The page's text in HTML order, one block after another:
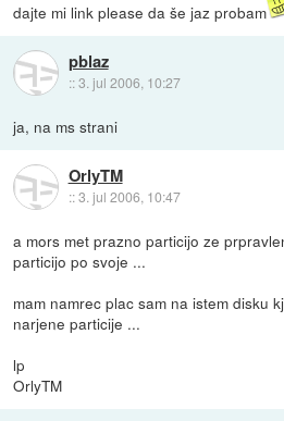
dajte mi link please da še jaz probam
pblaz
::3. jul 2006, 10:27
ja, na ms strani
OrlyTM
::3. jul 2006, 10:47
a mors met prazno particijo ze
particijo po svoje ...
mam namrec plac sam na istem disku
narjene particije ...
lp
OrlyTM